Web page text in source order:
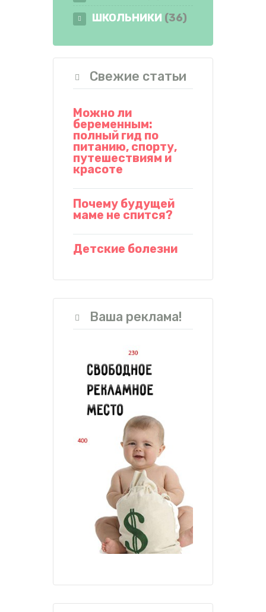
ШКОЛЬНИКИ (36)
Свежие статьи
Можно ли
беременным:
полный гид по
питанию, спорту,
путешествиям и
красоте
Почему будущей
маме не спится?
Детские болезни
Ваша реклама!